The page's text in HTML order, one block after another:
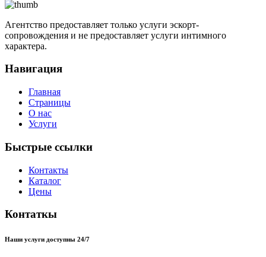
Агентство предоставляет только услуги эскорт-
сопровождения и не предоставляет услуги интимного
характера.
Навигация
Главная
Страницы
О нас
Услуги
Быстрые ссылки
Контакты
Каталог
Цены
Контаткы
Наши услуги доступны 24/7